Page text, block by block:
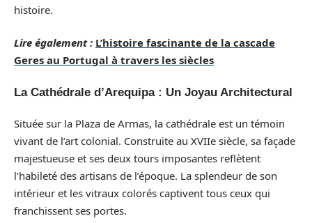
histoire.
Lire également : L’histoire fascinante de la cascade
Geres au Portugal à travers les siècles
La Cathédrale d’Arequipa : Un Joyau Architectural
Située sur la Plaza de Armas, la cathédrale est un témoin
vivant de l’art colonial. Construite au XVIIe siècle, sa façade
majestueuse et ses deux tours imposantes reflètent
l’habileté des artisans de l’époque. La splendeur de son
intérieur et les vitraux colorés captivent tous ceux qui
franchissent ses portes.